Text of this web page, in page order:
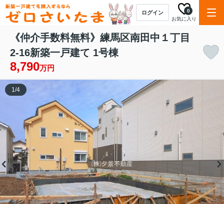
ログイン
お気に入り
0
《仲介手数料無料》練馬区南田中１丁目
2-16新築一戸建て 1号棟
8,790万円
1/4